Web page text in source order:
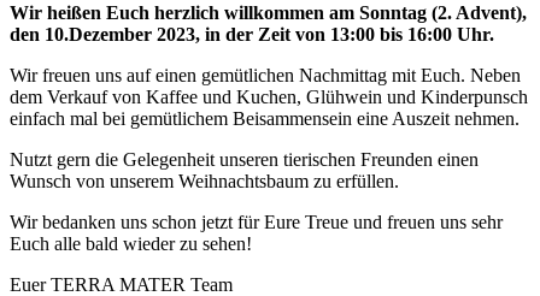
Wir heißen Euch herzlich willkommen am Sonntag (2. Advent),
den 10.Dezember 2023, in der Zeit von 13:00 bis 16:00 Uhr.
Wir freuen uns auf einen gemütlichen Nachmittag mit Euch. Neben
dem Verkauf von Kaffee und Kuchen, Glühwein und Kinderpunsch
einfach mal bei gemütlichem Beisammensein eine Auszeit nehmen.
Nutzt gern die Gelegenheit unseren tierischen Freunden einen
Wunsch von unserem Weihnachtsbaum zu erfüllen.
Wir bedanken uns schon jetzt für Eure Treue und freuen uns sehr
Euch alle bald wieder zu sehen!
Euer TERRA MATER Team